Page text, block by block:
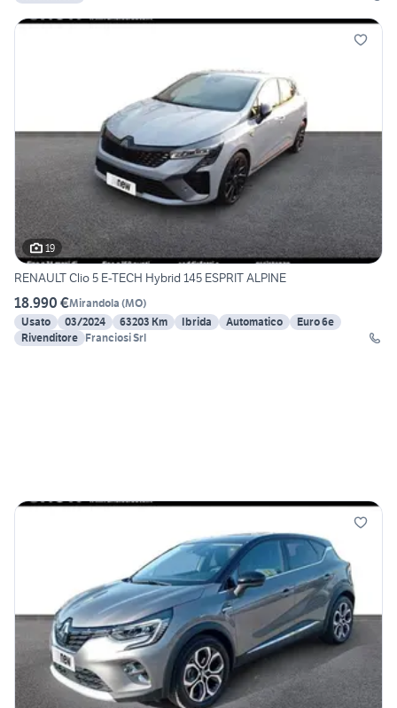
19
RENAULT Clio 5 E-TECH Hybrid 145 ESPRIT ALPINE
18.990 €Mirandola (MO)
Usato
03/2024 63203 Km Ibrida Automatico
Euro 6e
Rivenditore Franciosi Srl